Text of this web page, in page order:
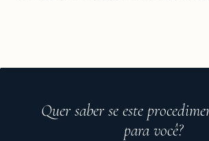
Quer saber se este
para você?